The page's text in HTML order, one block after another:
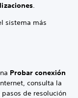
.
sistema más
Probar conexión
consulta la
de resolución